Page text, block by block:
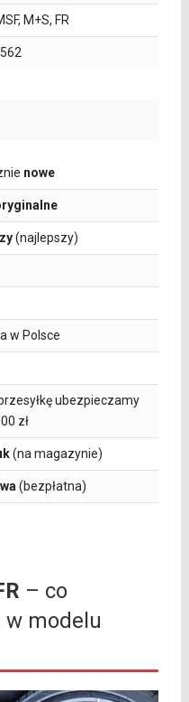
nowe
(najlepszy)
w Polsce
ubezpieczamy
zł
(na magazynie)
(bezpłatna)
M+S, FR
– co
w modelu